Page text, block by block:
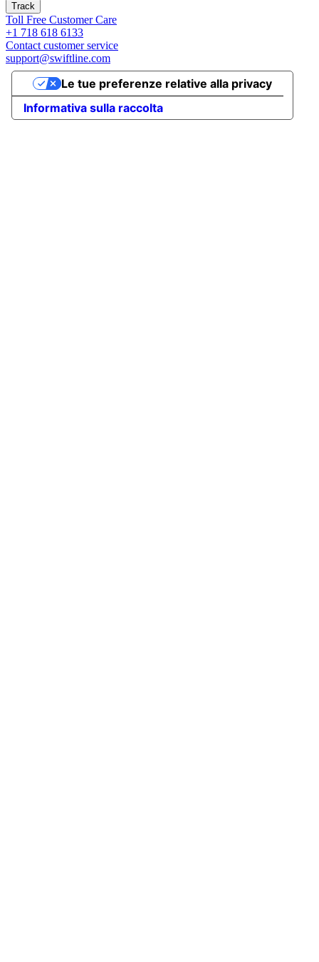
Track
Toll Free Customer Care
+1 718 618 6133
Contact customer service
support@swiftline.com
Informativa sulla raccolta
Le tue preferenze relative alla privacy